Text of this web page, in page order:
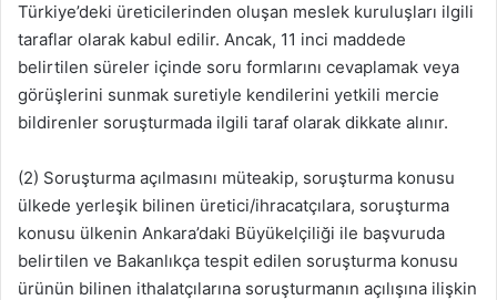
Türkiye’deki üreticilerinden oluşan meslek kuruluşları ilgili
taraflar olarak kabul edilir. Ancak, 11 inci maddede
belirtilen süreler içinde soru formlarını cevaplamak veya
görüşlerini sunmak suretiyle kendilerini yetkili mercie
bildirenler soruşturmada ilgili taraf olarak dikkate alınır.
(2) Soruşturma açılmasını müteakip, soruşturma konusu
ülkede yerleşik bilinen üretici/ihracatçılara, soruşturma
konusu ülkenin Ankara’daki Büyükelçiliği ile başvuruda
belirtilen ve Bakanlıkça tespit edilen soruşturma konusu
ürünün bilinen ithalatçılarına soruşturmanın açılışına ilişkin